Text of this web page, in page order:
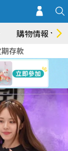
購物情報
存款